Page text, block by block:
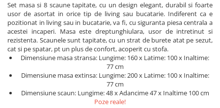
Set masa si 8 scaune tapitate, cu un design elegant, durabil si foarte
usor de asortat in orice tip de living sau bucatarie. Indiferent ca e
pozitionat in living sau in bucatarie, va fi, cu siguranta piesa centrala a
acestei incaperi. Masa este dreptunghiulara, usor de intretinut si
rezistenta. Scaunele sunt tapitate, cu un strat de burete atat pe sezut,
cat si pe spatar, pt un plus de confort, acoperit cu stofa.
Dimensiune masa stransa: Lungime: 160 x Latime: 100 x Inaltime:
77 cm
Dimensiune masa extinsa: Lungime: 200 x Latime: 100 x Inaltime:
77 cm
Dimensiune scaun: Lungime: 48 x Adancime 47 x Inaltime 100 cm
Poze reale!